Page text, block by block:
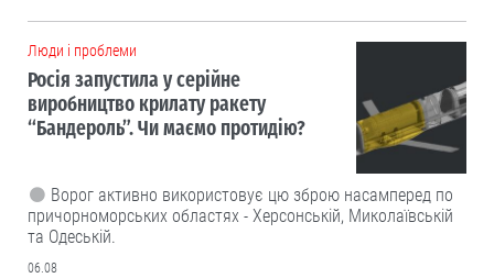
Люди і проблеми
Росія запустила у серійне
виробництво крилату ракету
“Бандероль”. Чи маємо протидію?
Ворог активно використовує цю зброю насамперед по
причорноморських областях - Херсонській, Миколаївській
та Одеській.
06.08